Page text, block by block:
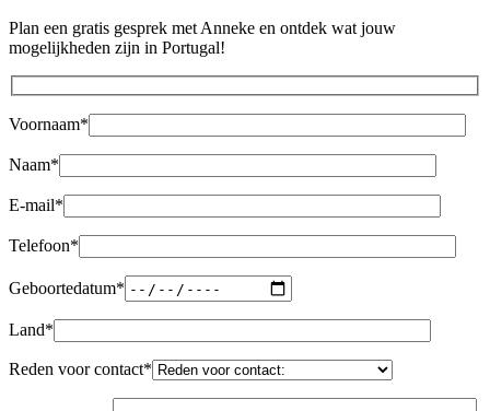
Plan een gratis gesprek met Anneke en ontdek wat jouw
mogelijkheden zijn in Portugal!
Voornaam*
Naam*
E-mail*
Telefoon*
Geboortedatum*
Land*
Reden voor contact*